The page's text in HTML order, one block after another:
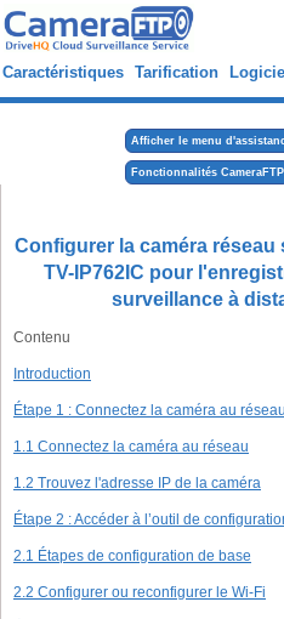
Caractéristiques Tarification Logiciel
Afficher le menu
Fonctionnalités CameraFTP
Configurer la caméra
TV-IP762IC pour
surveillance à
Contenu
Introduction
Étape 1 : Connectez la caméra au
1.1 Connectez la caméra au réseau
1.2 Trouvez l'adresse IP de la caméra
Étape 2 : Accéder à l’outil de
2.1 Étapes de configuration de base
2.2 Configurer ou reconfigurer le Wi-Fi